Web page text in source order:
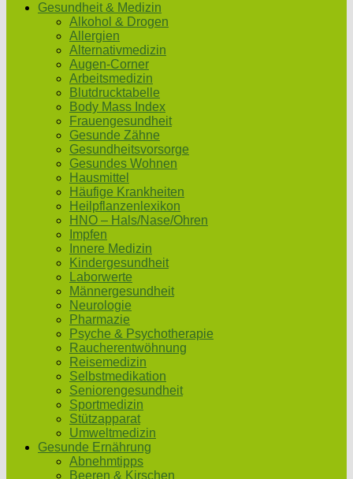
Gesundheit & Medizin
Alkohol & Drogen
Allergien
Alternativmedizin
Augen-Corner
Arbeitsmedizin
Blutdrucktabelle
Body Mass Index
Frauengesundheit
Gesunde Zähne
Gesundheitsvorsorge
Gesundes Wohnen
Hausmittel
Häufige Krankheiten
Heilpflanzenlexikon
HNO – Hals/Nase/Ohren
Impfen
Innere Medizin
Kindergesundheit
Laborwerte
Männergesundheit
Neurologie
Pharmazie
Psyche & Psychotherapie
Raucherentwöhnung
Reisemedizin
Selbstmedikation
Seniorengesundheit
Sportmedizin
Stützapparat
Umweltmedizin
Gesunde Ernährung
Abnehmtipps
Beeren & Kirschen